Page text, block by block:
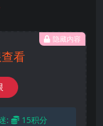
隐藏内容
看
:
15积分